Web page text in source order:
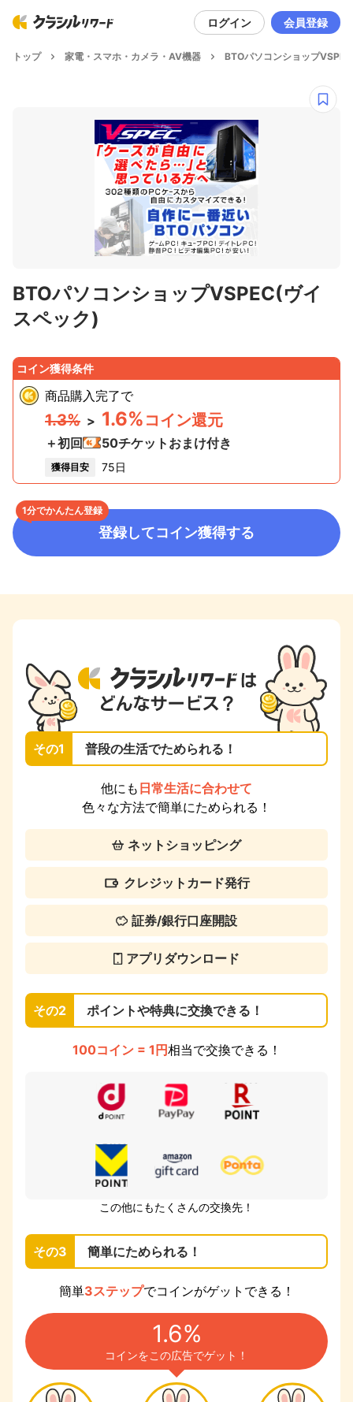
ログイン 会員登録
トップ 家電・スマホ・カメラ・AV機器 BTOパソコンショップ
BTOパソコンショップVSPEC(ヴイ
スペック)
コイン獲得条件
商品購入完了で
1.3% > 1.6% コイン還元
＋初回 50チケットおまけ付き
獲得目安 75日
1分でかんたん登録
登録してコイン獲得する
その1 普段の生活でためられる！
他にも 日常生活に合わせて
色々な方法で簡単にためられる！
ネットショッピング
クレジットカード発行
証券/銀行口座開設
アプリダウンロード
その2 ポイントや特典に交換できる！
100コイン = 1円相当で交換できる！
この他にもたくさんの交換先！
その3 簡単にためられる！
簡単3ステップでコインがゲットできる！
1.6%
コインをこの広告でゲット！